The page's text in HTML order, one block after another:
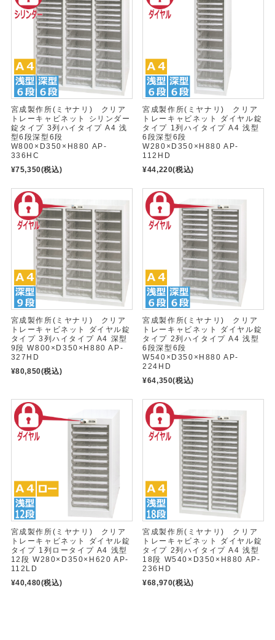
宮成製作所(ミヤナリ) クリア
トレーキャビネット シリンダー
錠タイプ 3列ハイタイプ A4 浅
型6段深型6段
W800×D350×H880 AP-
336HC
¥75,350(税込)
宮成製作所(ミヤナリ) クリア
トレーキャビネット ダイヤル錠
タイプ 1列ハイタイプ A4 浅型
6段深型6段
W280×D350×H880 AP-
112HD
¥44,220(税込)
宮成製作所(ミヤナリ) クリア
トレーキャビネット ダイヤル錠
タイプ 3列ハイタイプ A4 深型
9段 W800×D350×H880 AP-
327HD
¥80,850(税込)
宮成製作所(ミヤナリ) クリア
トレーキャビネット ダイヤル錠
タイプ 2列ハイタイプ A4 浅型
6段深型6段
W540×D350×H880 AP-
224HD
¥64,350(税込)
宮成製作所(ミヤナリ) クリア
トレーキャビネット ダイヤル錠
タイプ 1列ロータイプ A4 浅型
12段 W280×D350×H620 AP-
112LD
¥40,480(税込)
宮成製作所(ミヤナリ) クリア
トレーキャビネット ダイヤル錠
タイプ 2列ハイタイプ A4 浅型
18段 W540×D350×H880 AP-
236HD
¥68,970(税込)